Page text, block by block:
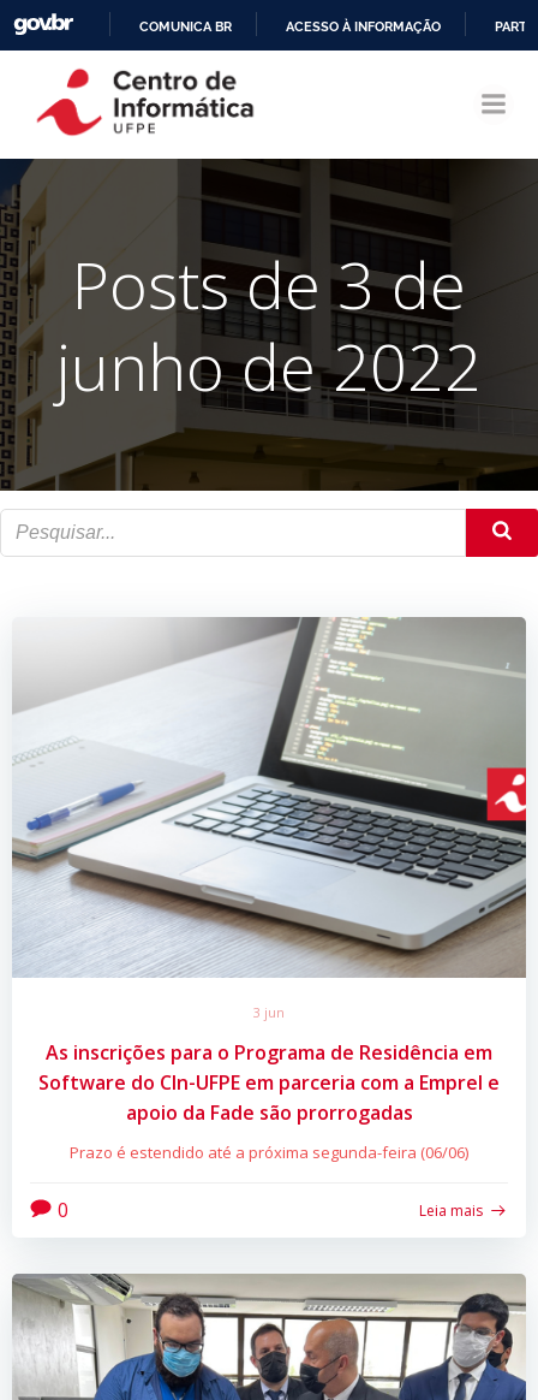
CONTEÚDO
COMUNICA BR ACESSO À INFORMAÇÃO
Posts de 3 de
junho de 2022
3 jun
As inscrições para o Programa de Residência em
Software do CIn-UFPE em parceria com a Emprel e
apoio da Fade são prorrogadas
Prazo é estendido até a próxima segunda-feira (06/06)
0 Leia mais